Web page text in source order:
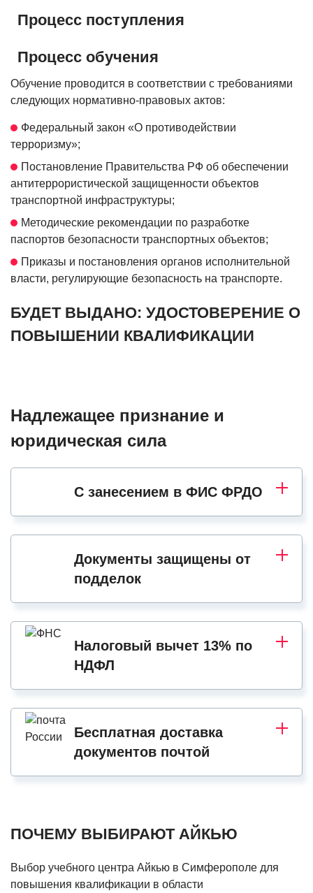
Обучение проводится в соответствии с требованиями
следующих нормативно-правовых актов:
Федеральный закон «О противодействии
терроризму»;
Постановление Правительства РФ об обеспечении
антитеррористической защищенности объектов
транспортной инфраструктуры;
Методические рекомендации по разработке
паспортов безопасности транспортных объектов;
Приказы и постановления органов исполнительной
власти, регулирующие безопасность на транспорте.
Процесс поступления
Процесс обучения
БУДЕТ ВЫДАНО: УДОСТОВЕРЕНИЕ О
ПОВЫШЕНИИ КВАЛИФИКАЦИИ
Надлежащее признание и
юридическая сила
С занесением в ФИС ФРДО
Документы защищены от
подделок
Налоговый вычет 13% по
НДФЛ
Бесплатная доставка
документов почтой
ПОЧЕМУ ВЫБИРАЮТ АЙКЬЮ
Выбор учебного центра Айкью в Симферополе для
повышения квалификации в области